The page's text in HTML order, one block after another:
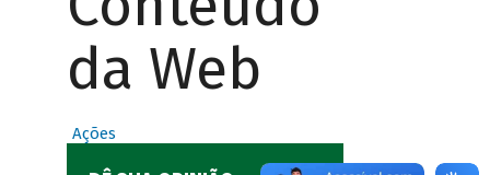
da Web
Ações